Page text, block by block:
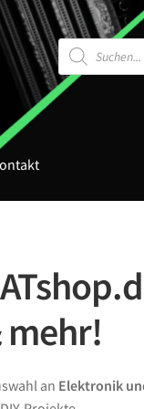
Products
search
mehr!
an Elektronik